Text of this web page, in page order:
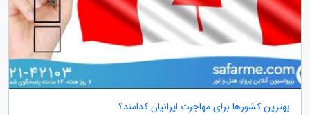
بهترین کشورها برای مهاجرت ایرانیان کدامند؟